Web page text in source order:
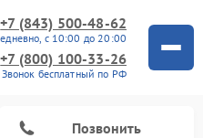
+7 (843) 500-48-62
с 10:00 до 20:00
+7 (800) 100-33-26
Звонок бесплатный по РФ
Позвонить